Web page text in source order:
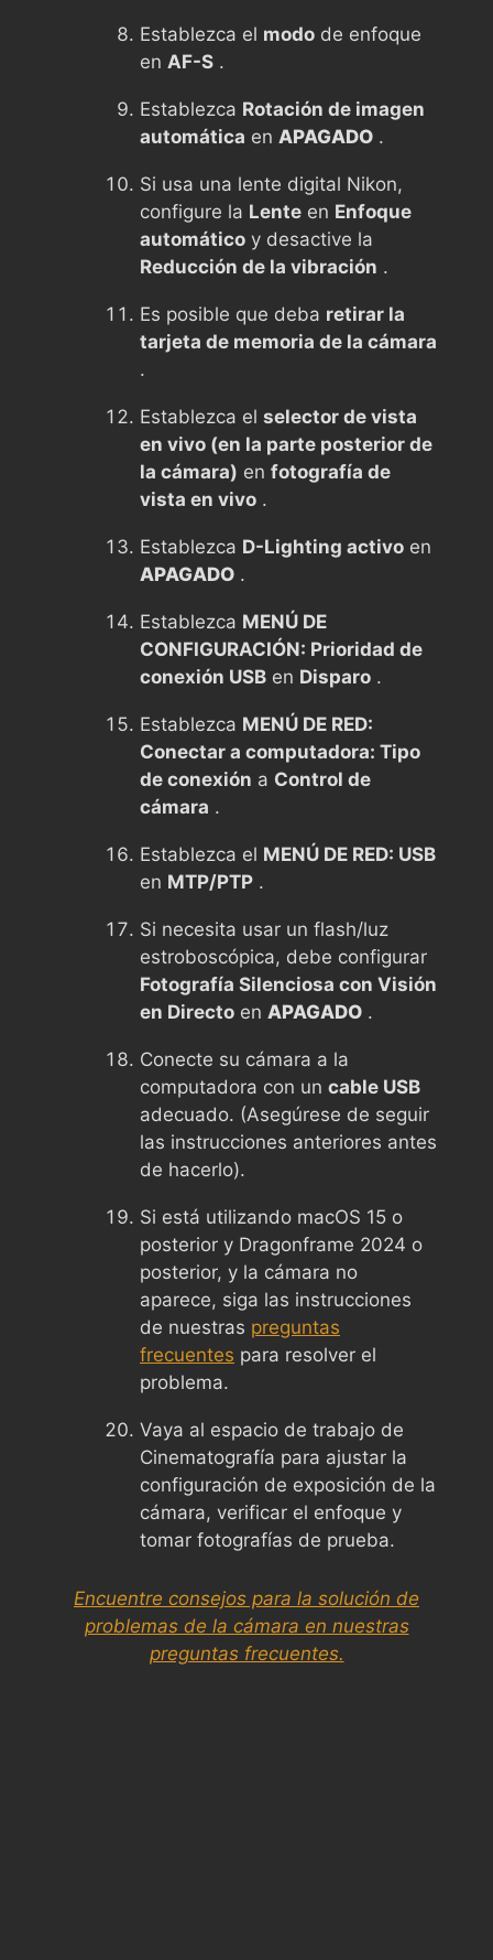
Establezca el modo de enfoque
en AF-S .
Establezca Rotación de imagen
automática en APAGADO .
Si usa una lente digital Nikon,
configure la Lente en Enfoque
automático y desactive la
Reducción de la vibración .
Es posible que deba retirar la
tarjeta de memoria de la cámara
.
Establezca el selector de vista
en vivo (en la parte posterior de
la cámara) en fotografía de
vista en vivo .
Establezca D-Lighting activo en
APAGADO .
Establezca MENÚ DE
CONFIGURACIÓN: Prioridad de
conexión USB en Disparo .
Establezca MENÚ DE RED:
Conectar a computadora: Tipo
de conexión a Control de
cámara .
Establezca el MENÚ DE RED: USB
en MTP/PTP .
Si necesita usar un flash/luz
estroboscópica, debe configurar
Fotografía Silenciosa con Visión
en Directo en APAGADO .
Conecte su cámara a la
computadora con un cable USB
adecuado. (Asegúrese de seguir
las instrucciones anteriores antes
de hacerlo).
Si está utilizando macOS 15 o
posterior y Dragonframe 2024 o
posterior, y la cámara no
aparece, siga las instrucciones
de nuestras preguntas
frecuentes para resolver el
problema.
Vaya al espacio de trabajo de
Cinematografía para ajustar la
configuración de exposición de la
cámara, verificar el enfoque y
tomar fotografías de prueba.
Encuentre consejos para la solución de
problemas de la cámara en nuestras
preguntas frecuentes.